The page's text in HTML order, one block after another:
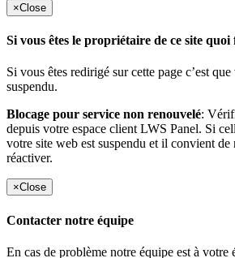
×Close
Si vous êtes le propriétaire de ce site quoi
Si vous êtes redirigé sur cette page c’est
suspendu.
Blocage pour service non renouvelé:
depuis votre espace client LWS Panel. Si
votre site web est suspendu et il convient
réactiver.
×Close
Contacter notre équipe
En cas de problème notre équipe est à votre